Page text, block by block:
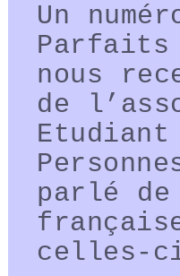
Un
Parfaits
nous
de
Etudiant
parlé
celles-